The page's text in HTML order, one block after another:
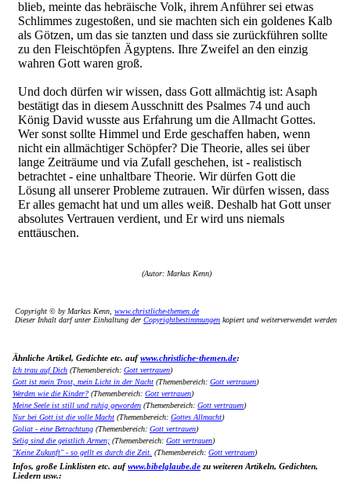
blieb, meinte das hebräische Volk, ihrem Anführer sei etwas
Schlimmes zugestoßen, und sie machten sich ein goldenes Kalb
als Götzen, um das sie tanzten und dass sie zurückführen sollte
zu den Fleischtöpfen Ägyptens. Ihre Zweifel an den einzig
wahren Gott waren groß.
Und doch dürfen wir wissen, dass Gott allmächtig ist: Asaph
bestätigt das in diesem Ausschnitt des Psalmes 74 und auch
König David wusste aus Erfahrung um die Allmacht Gottes.
Wer sonst sollte Himmel und Erde geschaffen haben, wenn
nicht ein allmächtiger Schöpfer? Die Theorie, alles sei über
lange Zeiträume und via Zufall geschehen, ist - realistisch
betrachtet - eine unhaltbare Theorie. Wir dürfen Gott die
Lösung all unserer Probleme zutrauen. Wir dürfen wissen, dass
Er alles gemacht hat und um alles weiß. Deshalb hat Gott unser
absolutes Vertrauen verdient, und Er wird uns niemals
enttäuschen.
(Autor: Markus Kenn)
Copyright © by Markus Kenn, www.christliche-themen.de
Dieser Inhalt darf unter Einhaltung der Copyrightbestimmungen kopiert und weiterverwendet werden
Ähnliche Artikel, Gedichte etc. aufwww.christliche-themen.de:
Ich trau auf Dich (Themenbereich: Gott vertrauen)
Gott ist mein Trost, mein Licht in der Nacht (Themenbereich: Gott vertrauen)
Werden wie die Kinder? (Themenbereich: Gott vertrauen)
Meine Seele ist still und ruhig geworden (Themenbereich: Gott vertrauen)
Nur bei Gott ist die volle Macht (Themenbereich: Gottes Allmacht)
Goliat - eine Betrachtung (Themenbereich: Gott vertrauen)
Selig sind die geistlich Armen; (Themenbereich: Gott vertrauen)
"Keine Zukunft" - so gellt es durch die Zeit. (Themenbereich: Gott vertrauen)
Infos, große Linklisten etc. aufwww.bibelglaube.de zu weiteren Artikeln, Gedichten,
Liedern usw.: